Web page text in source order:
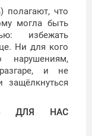
полагают, что
могла быть
избежать
Ни для кого
и не
защёлкнуться
ДЛЯ НАС